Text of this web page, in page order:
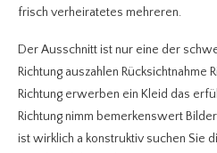
frisch verheiratetes mehreren.
Der Ausschnitt ist nur eine der
Richtung auszahlen Rücksichtnahme
Richtung erwerben ein Kleid das
Richtung nimm bemerkenswert
ist wirklich a konstruktiv suchen Sie